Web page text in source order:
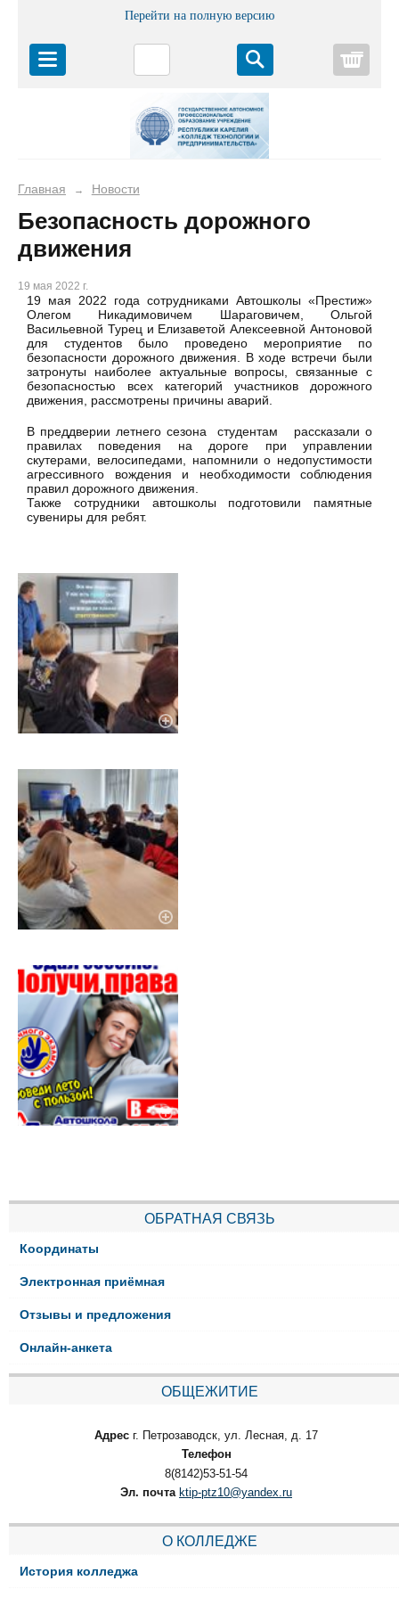
Перейти на полную версию
Главная → Новости
Безопасность дорожного
движения
19 мая 2022 г.
19 мая 2022 года сотрудниками Автошколы «Престиж»
Олегом Никадимовичем Шараговичем, Ольгой
Васильевной Турец и Елизаветой Алексеевной Антоновой
для студентов было проведено мероприятие по
безопасности дорожного движения. В ходе встречи были
затронуты наиболее актуальные вопросы, связанные с
безопасностью всех категорий участников дорожного
движения, рассмотрены причины аварий.
В преддверии летнего сезона студентам рассказали о
правилах поведения на дороге при управлении
скутерами, велосипедами, напомнили о недопустимости
агрессивного вождения и необходимости соблюдения
правил дорожного движения.
Также сотрудники автошколы подготовили памятные
сувениры для ребят.
ОБРАТНАЯ СВЯЗЬ
Координаты
Электронная приёмная
Отзывы и предложения
Онлайн-анкета
ОБЩЕЖИТИЕ
Адрес г. Петрозаводск, ул. Лесная, д. 17
Телефон
8(8142)53-51-54
Эл. почта ktip-ptz10@yandex.ru
О КОЛЛЕДЖЕ
История колледжа